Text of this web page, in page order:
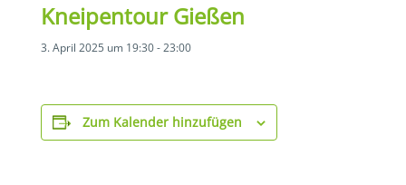
Kneipentour Gießen
3. April 2025 um 19:30-23:00
Zum Kalender hinzufügen